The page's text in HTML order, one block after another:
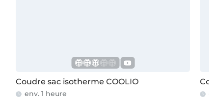
Coudre sac isotherme COOLIO
env. 1 heure